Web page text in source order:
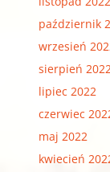
październik
wrzesień
sierpień
lipiec 2022
czerwiec
maj 2022
kwiecień